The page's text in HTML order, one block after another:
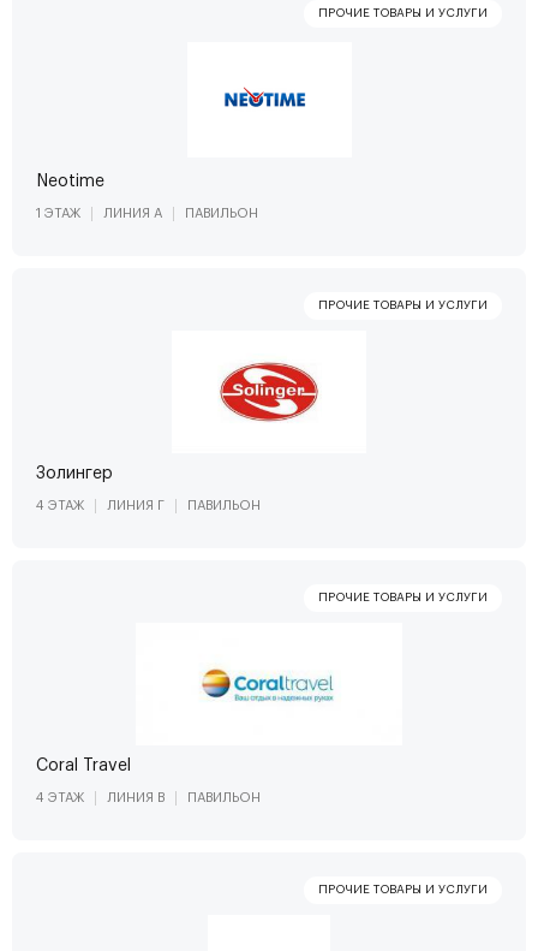
Neotime
1 ЭТАЖ ЛИНИЯ А ПАВИЛЬОН
Золингер
4 ЭТАЖ ЛИНИЯ Г ПАВИЛЬОН
Coral Travel
4 ЭТАЖ ЛИНИЯ В ПАВИЛЬОН